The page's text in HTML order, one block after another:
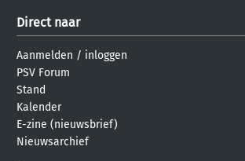
Direct naar
Aanmelden / inloggen
PSV Forum
Stand
Kalender
E-zine (nieuwsbrief)
Nieuwsarchief